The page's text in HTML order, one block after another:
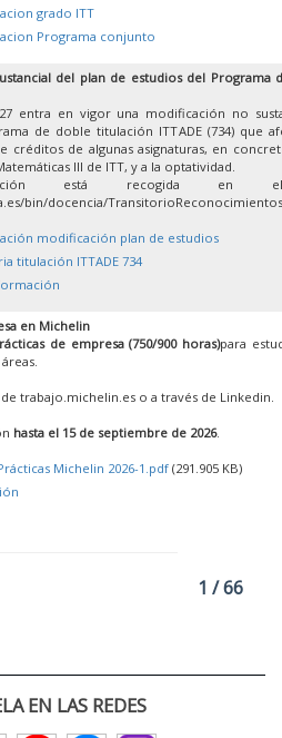
grado ITT
Programa conjunto
del plan de estudios del Programa
entra en vigor una modificación no
de doble titulación ITTADE (734) que
créditos de algunas asignaturas, en
III de ITT, y a la optatividad.
está recogida en el
bin/docencia/
modificación plan de estudios
titulación ITTADE 734
en Michelin
de empresa (750/900 horas)para
trabajo.michelin.es o a través de Linkedin.
hasta el 15 de septiembre de 2026.
Michelin 2026-1.pdf(291.905 KB)
1 / 66
EN LAS REDES